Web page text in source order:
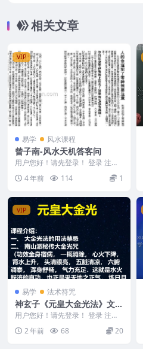
相关文章
VIP
易学 风水课程
曾子南-风水天机答客问
用户您好！请先登录！ 登录 注册
曾子南-风水天机答客问.pdf140
页，本书堪...
4 年前 114 1
VIP
易学 法术符咒
神玄子《元皇大金光法》文
+视+音
用户您好！请先登录！ 登录 注册
神玄子《元皇大金光法》文+视+音
241230...
2 年前 68 20